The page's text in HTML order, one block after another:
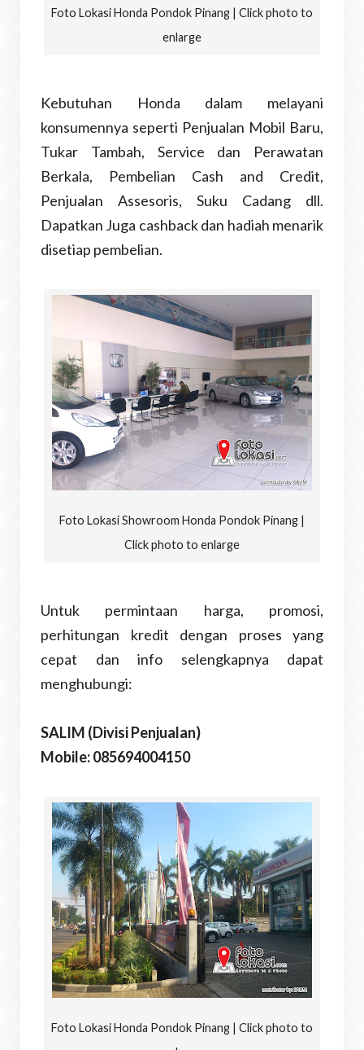
Foto Lokasi Honda Pondok Pinang | Click photo to
enlarge
Kebutuhan Honda dalam melayani
konsumennya seperti Penjualan Mobil Baru,
Tukar Tambah, Service dan Perawatan
Berkala, Pembelian Cash and Credit,
Penjualan Assesoris, Suku Cadang dll.
Dapatkan Juga cashback dan hadiah menarik
disetiap pembelian.
Foto Lokasi Showroom Honda Pondok Pinang |
Click photo to enlarge
Untuk permintaan harga, promosi,
perhitungan kredit dengan proses yang
cepat dan info selengkapnya dapat
menghubungi:
SALIM (Divisi Penjualan)
Mobile: 085694004150
Foto Lokasi Honda Pondok Pinang | Click photo to